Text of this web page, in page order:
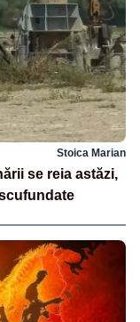
Stoica Marian
se reia astăzi,